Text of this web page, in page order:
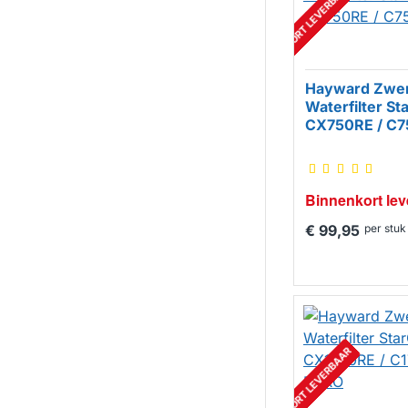
BINNENKORT LEVERBAAR
Binnenkort
Hayward
Waterfilter
CX750RE /
€ 99,95 per stuk